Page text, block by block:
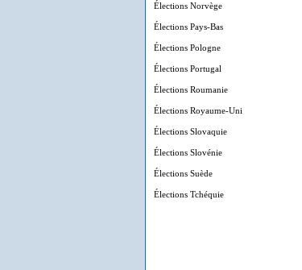
Élections Norvège
Élections Pays-Bas
Élections Pologne
Élections Portugal
Élections Roumanie
Élections Royaume-Uni
Élections Slovaquie
Élections Slovénie
Élections Suède
Élections Tchéquie